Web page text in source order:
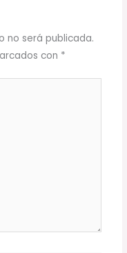
no será publicada.
con *